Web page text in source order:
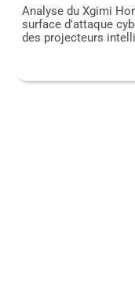
Analyse du Xgimi
surface d'attaque
des projecteurs